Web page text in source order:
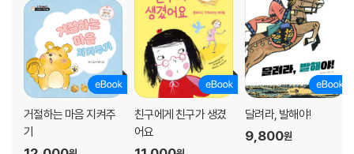
거절하는 마음 지켜주
기
친구에게 친구가 생겼
어요
달려라, 발해야!
9,800원